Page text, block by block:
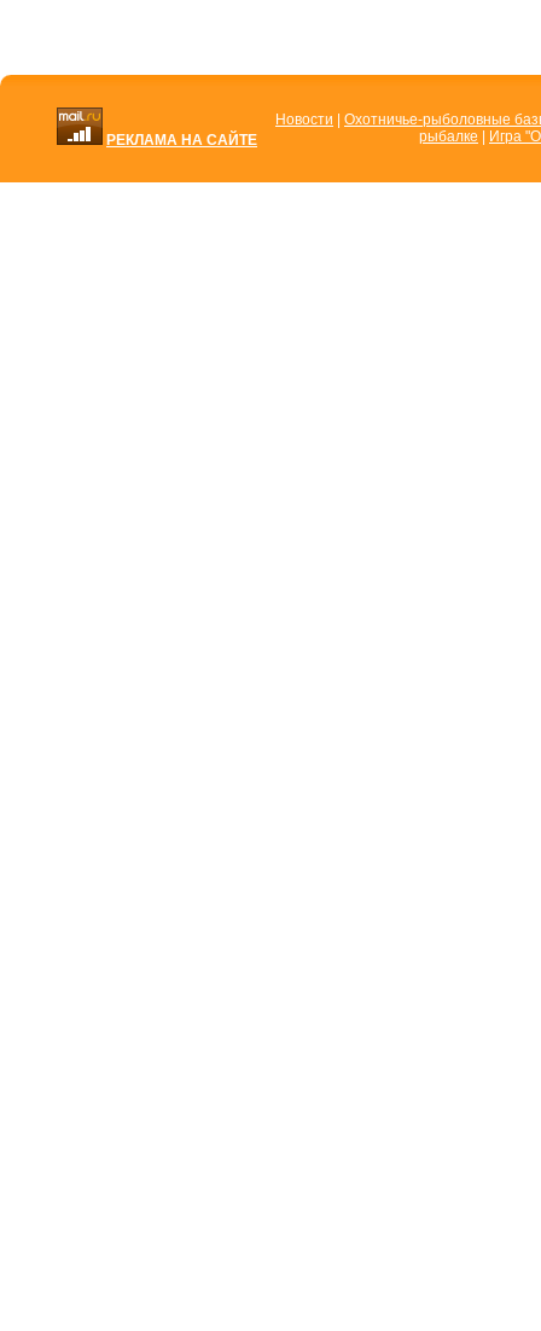
РЕКЛАМА НА САЙТЕ
Новости
Охотничье-рыболовные
рыбалке
Игра